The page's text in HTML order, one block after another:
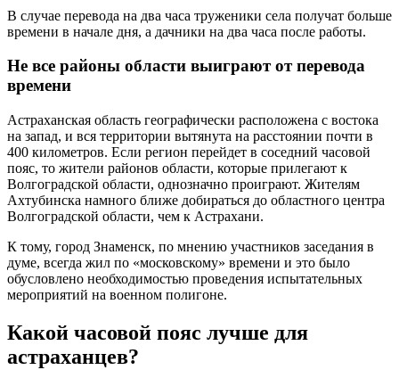
В случае перевода на два часа труженики села получат больше
времени в начале дня, а дачники на два часа после работы.
Не все районы области выиграют от перевода
времени
Астраханская область географически расположена с востока
на запад, и вся территории вытянута на расстоянии почти в
400 километров. Если регион перейдет в соседний часовой
пояс, то жители районов области, которые прилегают к
Волгоградской области, однозначно проиграют. Жителям
Ахтубинска намного ближе добираться до областного центра
Волгоградской области, чем к Астрахани.
К тому, город Знаменск, по мнению участников заседания в
думе, всегда жил по «московскому» времени и это было
обусловлено необходимостью проведения испытательных
мероприятий на военном полигоне.
Какой часовой пояс лучше для
астраханцев?